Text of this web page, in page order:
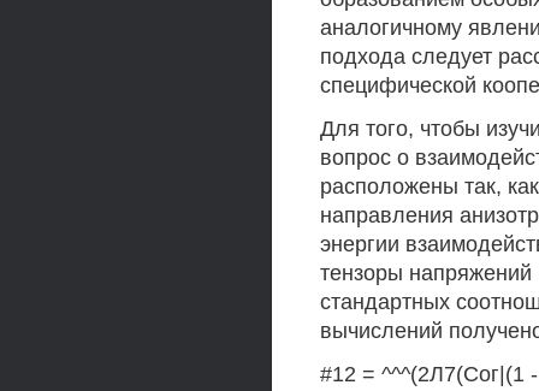
аналогичному
подхода следует
специфической
Для того, чтобы
вопрос о
расположены так,
направления
энергии
тензоры
стандартных
вычислений
#12 = ^^^(2Л7(Сог|(1